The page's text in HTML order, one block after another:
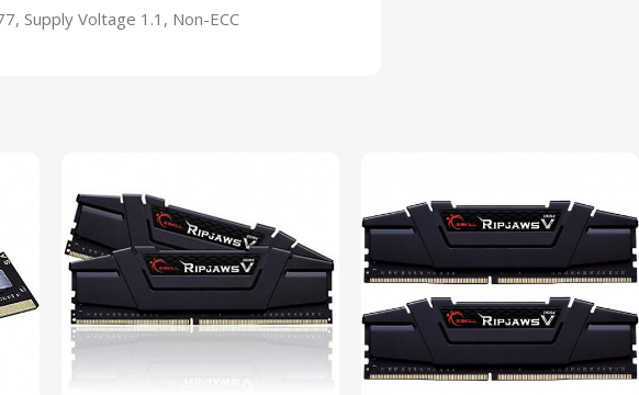
Supply Voltage 1.1, Non-ECC